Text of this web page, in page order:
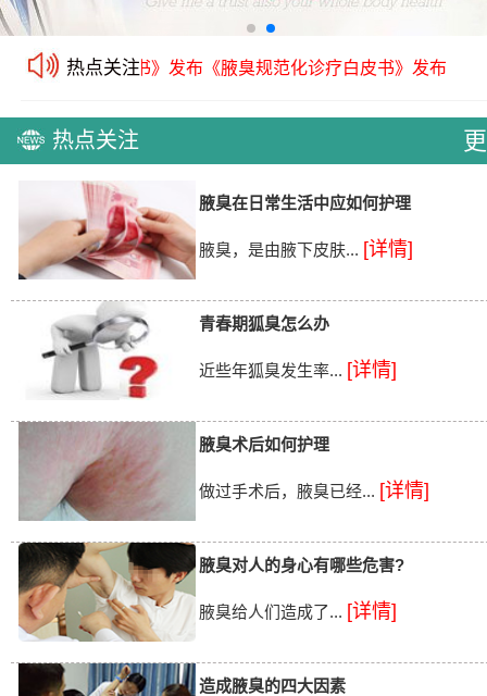
热点关注
范化诊疗白皮书》发布《腋臭规范化诊疗白皮书》发布
热点关注
腋臭在日常生活中应如何护理
腋臭，是由腋下皮肤... [详情]
青春期狐臭怎么办
近些年狐臭发生率... [详情]
腋臭术后如何护理
做过手术后，腋臭已经... [详情]
腋臭对人的身心有哪些危害?
腋臭给人们造成了... [详情]
造成腋臭的四大因素